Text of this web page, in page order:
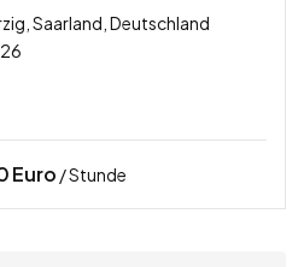
Saarland, Deutschland
Euro / Stunde